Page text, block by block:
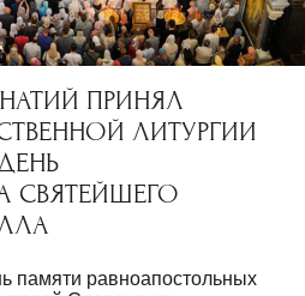
ПРИНЯЛ
ЛИТУРГИИ
СВЯТЕЙШЕГО
памяти равноапостольных